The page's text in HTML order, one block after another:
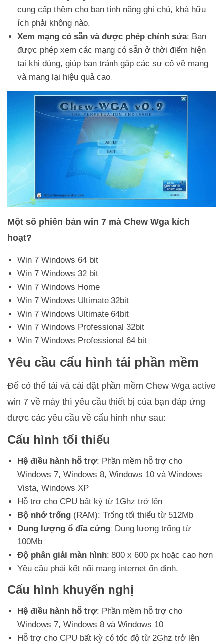
cung cấp thêm cho bạn tính năng ghi chú, khá hữu
ích phải không nào.
Xem mạng có sẵn và được phép chỉnh sửa: Bạn
được phép xem các mạng có sẵn ở thời điểm hiện
tại khi dùng, giúp bạn tránh gặp các sự cố về mạng
và mang lại hiệu quả cao.
Một số phiên bản win 7 mà Chew Wga kích
hoạt?
Win 7 Windows 64 bit
Win 7 Windows 32 bit
Win 7 Windows Home
Win 7 Windows Ultimate 32bit
Win 7 Windows Ultimate 64bit
Win 7 Windows Professional 32bit
Win 7 Windows Professional 64 bit
Yêu cầu cấu hình tải phần mềm
Để có thể tải và cài đặt phần mềm Chew Wga active
win 7 về máy thì yêu cầu thiết bị của bạn đáp ứng
được các yêu cầu về cấu hình như sau:
Cấu hình tối thiểu
Hệ điều hành hỗ trợ: Phần mềm hỗ trợ cho
Windows 7, Windows 8, Windows 10 và Windows
Vista, Windows XP
Hỗ trợ cho CPU bất kỳ từ 1Ghz trở lên
Bộ nhớ trống (RAM): Trống tối thiểu từ 512Mb
Dung lượng ổ đĩa cứng: Dung lượng trống từ
100Mb
Độ phân giải màn hình: 800 x 600 px hoặc cao hơn
Yêu cầu phải kết nối mạng internet ổn định.
Cấu hình khuyến nghị
Hệ điều hành hỗ trợ: Phần mềm hỗ trợ cho
Windows 7, Windows 8 và Windows 10
Hỗ trợ cho CPU bất kỳ có tốc độ từ 2Ghz trở lên